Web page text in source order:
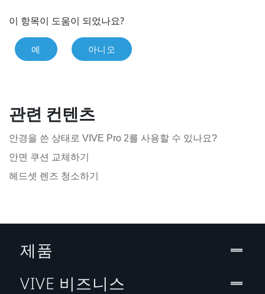
이 항목이 도움이 되었나요?
예 아니오
관련 컨텐츠
안경을 쓴 상태로 VIVE Pro 2를 사용할 수 있나요?
안면 쿠션 교체하기
헤드셋 렌즈 청소하기
제품
VIVE 비즈니스